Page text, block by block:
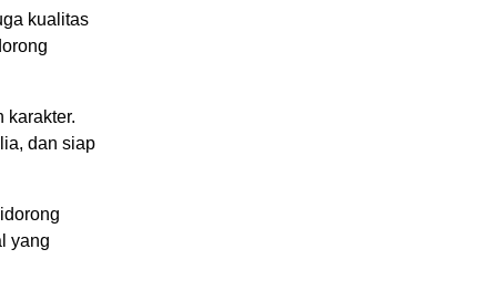
kualitas
karakter.
dan siap
yang